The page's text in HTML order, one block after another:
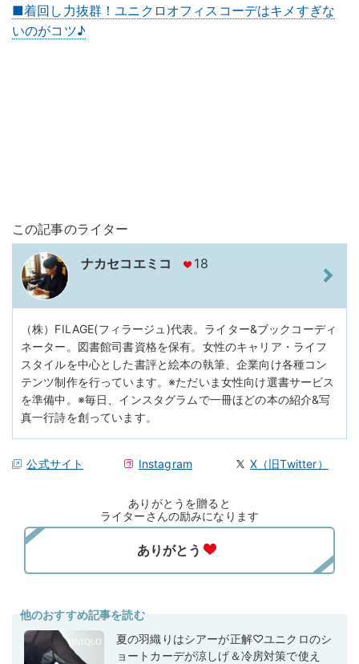
■着回し力抜群！ユニクロオフィスコーデはキメすぎな
いのがコツ♪
この記事のライター
ナカセコエミコ 18
（株）FILAGE(フィラージュ)代表。ライター&ブックコーディ
ネーター。図書館司書資格を保有。女性のキャリア・ライフ
スタイルを中心とした書評と絵本の執筆、企業向け各種コン
テンツ制作を行っています。※ただいま女性向け選書サービス
を準備中。※毎日、インスタグラムで一冊ほどの本の紹介&写
真一行詩を創っています。
公式サイト Instagram X（旧Twitter）
ありがとうを贈ると
ライターさんの励みになります
他のおすすめ記事を読む
夏の羽織りはシアーが正解♡ユニクロのシ
ョートカーデが涼しげ＆冷房対策で使え